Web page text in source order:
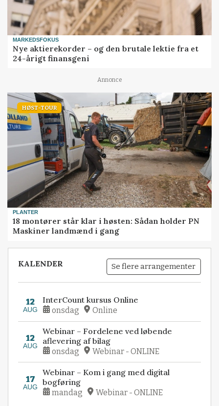
MARKEDSFOKUS
Nye aktierekorder – og den brutale lektie fra et
24-årigt finansgeni
Annonce
HØST-TOUR
PLANTER
18 montører står klar i høsten: Sådan holder PN
Maskiner landmænd i gang
KALENDER Se flere arrangementer
12
AUG
InterCount kursus Online
onsdag Online
12
AUG
Webinar – Fordelene ved løbende
aflevering af bilag
onsdag Webinar - ONLINE
17
AUG
Webinar – Kom i gang med digital
bogføring
mandag Webinar - ONLINE